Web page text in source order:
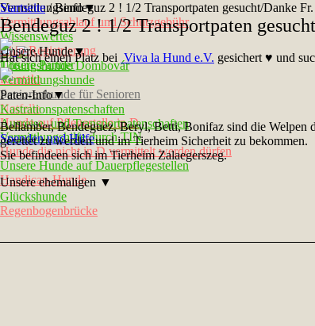
Vermittlungsinfo▼
Vermittlungsablauf und Schutzgebühr
Wissenswertes
Chip-Registrierung
Unsere Partner
Kontakt
Unsere Hunde▼
Tötungshunde Dombovár
Vermittlungshunde
Seniorenhunde für Senioren
Notfelle
Hunde auf Pflegestelle in D
Vermittlungshilfe durch TIN
Hunde die nicht in D vermittelt werden dürfen
Unsere Hunde auf Dauerpflegestellen
Handicap-Hunde
Paten-Info▼
Kastrationspatenschaften
Ausreise- und Transportpatenschaften
Spenden und Hilfe
Unsere ehemaligen ▼
Glückshunde
Regenbogenbrücke
Startseite /Bendeguz 2 ! 1/2 Transportpaten gesucht/Danke
Bendeguz 2 ! 1/2 Transportpaten
Hat sich einen Platz bei Viva la Hund e.V. gesichert ♥ und
Bellamber, Bendeguez, Beryl, Betti, Bonifaz sind die
gerettet zu werden und im Tierheim Sicherheit zu bekommen.
Sie befindeen sich im Tierheim Zalaegerszeg.